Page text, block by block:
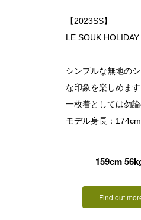
【2023SS】
LE SOUK HOLIDAY
シンプルな無地の
な印象を楽しめま
一枚着としては勿
モデル身長：
159cm
Find out